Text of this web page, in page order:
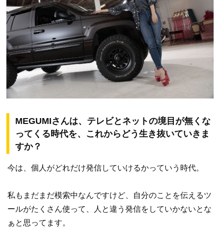
MEGUMIさんは、テレビとネットの境目が無くな
ってくる時代を、これからどう生き抜いていきま
すか？
今は、個人がどれだけ発信していけるかっていう時代。
私もまだまだ模索中なんですけど、自分のことを伝えるツ
ールがたくさん使って、人と違う発信をしていかないとな
ぁと思ってます。